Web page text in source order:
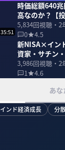
時価総額640
高なのか？【
チョードリー】
5,834回視聴・ 2
0
4.5
35:51
新NISA×イン
資家・サチン
3,986回視聴・ 2
1
4.6
あ
インド経済成長 分